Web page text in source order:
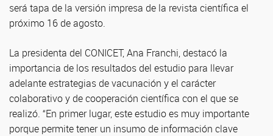
será tapa de la versión impresa de la revista científica el
próximo 16 de agosto.
La presidenta del CONICET, Ana Franchi, destacó la
importancia de los resultados del estudio para llevar
adelante estrategias de vacunación y el carácter
colaborativo y de cooperación científica con el que se
realizó. “En primer lugar, este estudio es muy importante
porque permite tener un insumo de información clave